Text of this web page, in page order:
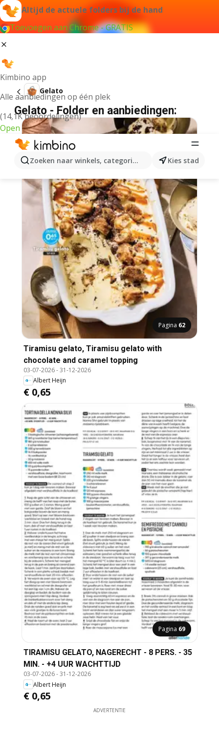
Altijd de actuele folders bij de hand
Toevoegen aan Chrome - GRATIS
Kimbino app
Alle aanbiedingen op één plek
(14,1K beoordelingen)
Open
Zoeken naar winkels, categorieën, producten...
Kies stad
Gelato
Gelato - Folder en aanbiedingen:
Pagina 62
Tiramisu gelato, Tiramisu gelato with
chocolate and caramel topping
03-07-2026-31-12-2026
Albert Heijn
€ 0,65
Pagina 69
TIRAMISU GELATO, NAGERECHT - 8 PERS. - 35
MIN. - +4 UUR WACHTTIJD
03-07-2026-31-12-2026
Albert Heijn
€ 0,65
ADVERTENTIE